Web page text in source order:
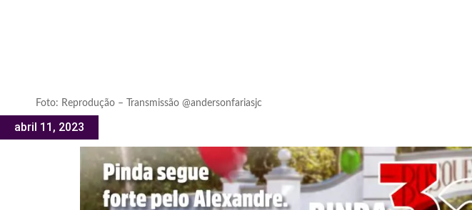
Foto: Reprodução – Transmissão @andersonfariasjc
abril 11, 2023